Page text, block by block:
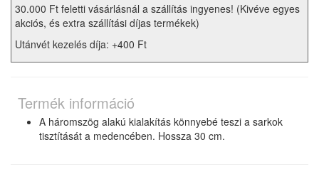
30.000 Ft feletti vásárlásnál a szállítás ingyenes! (Kivéve egyes
akciós, és extra szállítási díjas termékek)
Utánvét kezelés díja: +400 Ft
Termék információ
A háromszög alakú kialakítás könnyebé teszi a sarkok
tisztítását a medencében. Hossza 30 cm.